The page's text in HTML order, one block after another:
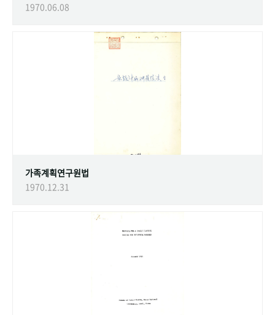
1970.06.08
가족계획연구원법
1970.12.31